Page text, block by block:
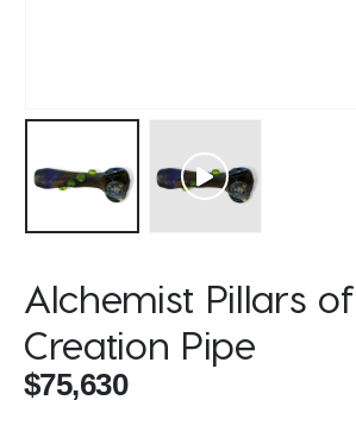
Alchemist Pillars of
Creation Pipe
$75,630